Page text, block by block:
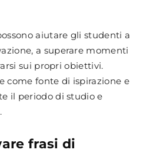
aiutare gli studenti a
a superare momenti
sui propri obiettivi.
come fonte di ispirazione e
il periodo di studio e
frasi di